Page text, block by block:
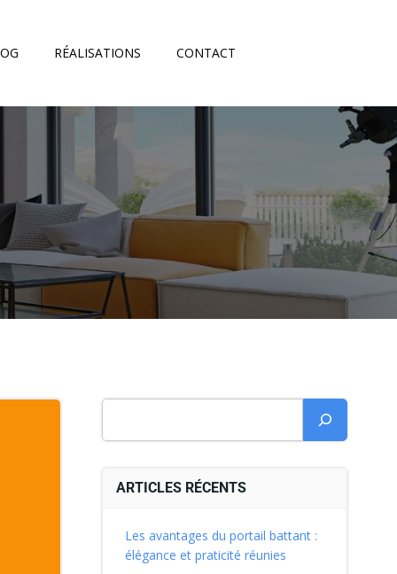
RÉALISATIONS CONTACT
ARTICLES RÉCENTS
Les avantages du portail battant :
élégance et praticité réunies